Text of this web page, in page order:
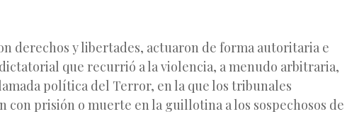
derechos y libertades, actuaron de forma autoritaria e
que recurrió a la violencia, a menudo arbitraria,
política del Terror, en la que los tribunales
con prisión o muerte en la guillotina a los sospechosos de